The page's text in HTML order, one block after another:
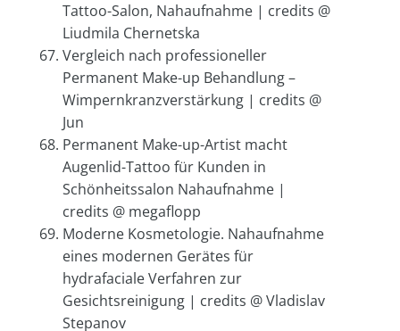
Tattoo-Salon, Nahaufnahme | credits @
Liudmila Chernetska
Vergleich nach professioneller
Permanent Make-up Behandlung –
Wimpernkranzverstärkung | credits @
Jun
Permanent Make-up-Artist macht
Augenlid-Tattoo für Kunden in
Schönheitssalon Nahaufnahme |
credits @ megaflopp
Moderne Kosmetologie. Nahaufnahme
eines modernen Gerätes für
hydrafaciale Verfahren zur
Gesichtsreinigung | credits @ Vladislav
Stepanov